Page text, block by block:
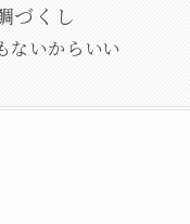
づくし
ないからいい